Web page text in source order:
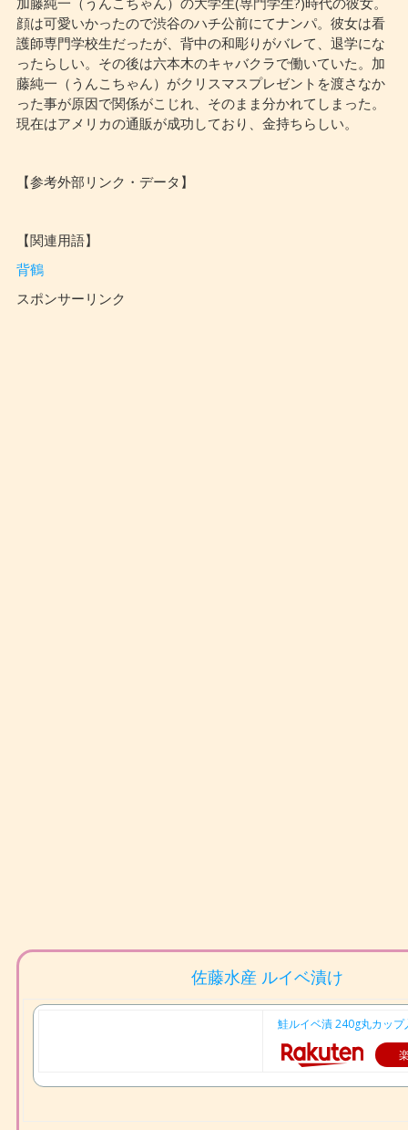
顔は可愛いかったので渋谷のハチ公前にてナンパ。彼女は看
護師専門学校生だったが、背中の和彫りがバレて、退学にな
ったらしい。その後は六本木のキャバクラで働いていた。加
藤純一（うんこちゃん）がクリスマスプレゼントを渡さなか
った事が原因で関係がこじれ、そのまま分かれてしまった。
現在はアメリカの通販が成功しており、金持ちらしい。
【参考外部リンク・データ】
【関連用語】
背鶴
スポンサーリンク
佐藤水産 ルイベ漬け
鮭ルイベ漬 240g丸カップ